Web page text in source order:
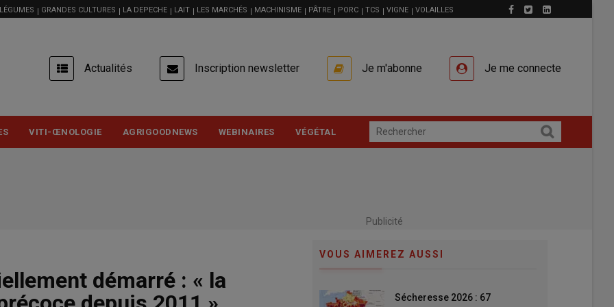
GRANDES CULTURES LA DEPECHE LAIT LES MARCHÉS MACHINISME PÂTRE PORC TCS VIGNE VOLAILLES
USER
ACCOUNT
MENU
Actualités Inscription newsletter Je m'abonne Je me connecte
VITI-ŒNOLOGIE AGRIGOODNEWS WEBINAIRES VÉGÉTAL
Publicité
démarré : « la
VOUS AIMEREZ AUSSI
Sécheresse 2026 : 67